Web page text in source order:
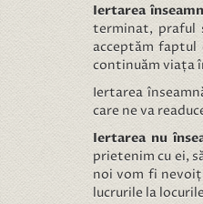
Iertarea
terminat, praful
acceptăm faptul
continuăm viața
Iertarea
care ne va
Iertarea nu
prietenim cu ei,
noi vom fi
lucrurile la